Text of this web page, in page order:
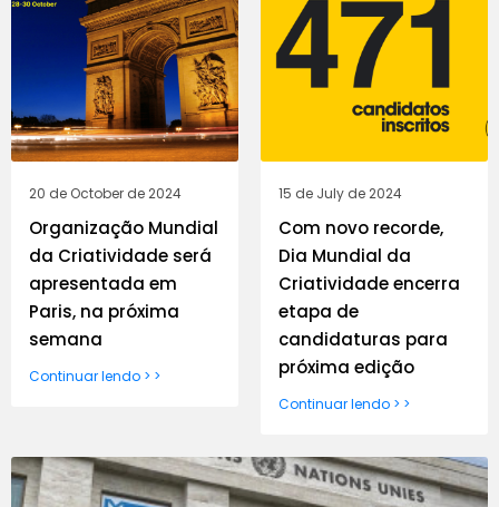
20 de October de 2024
Organização Mundial
da Criatividade será
apresentada em
Paris, na próxima
semana
Continuar lendo > >
15 de July de 2024
Com novo recorde,
Dia Mundial da
Criatividade encerra
etapa de
candidaturas para
próxima edição
Continuar lendo > >